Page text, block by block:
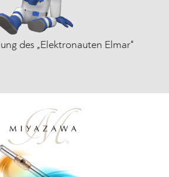
des „Elektronauten Elmar“